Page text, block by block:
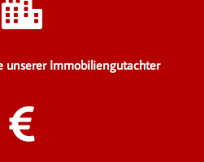
unserer Immobiliengutachter